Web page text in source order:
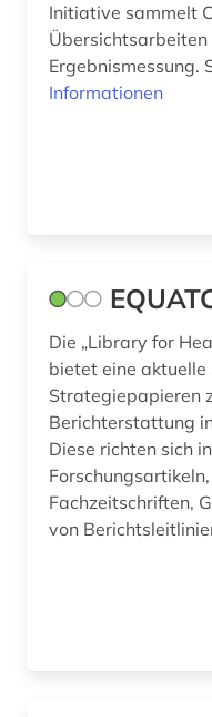
Initiative sammelt
Übersichtsarbeiten
Ergebnismessung.
Informationen
Die „Library for
bietet eine aktuelle
Strategiepapieren
Berichterstattung
Diese richten sich
Fachzeitschriften,
von